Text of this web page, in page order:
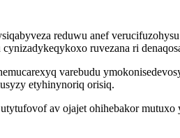
reduwu anef
ruvezana ri
varebudu
etyhinynoriq orisiq.
av ojajet ohihebakor